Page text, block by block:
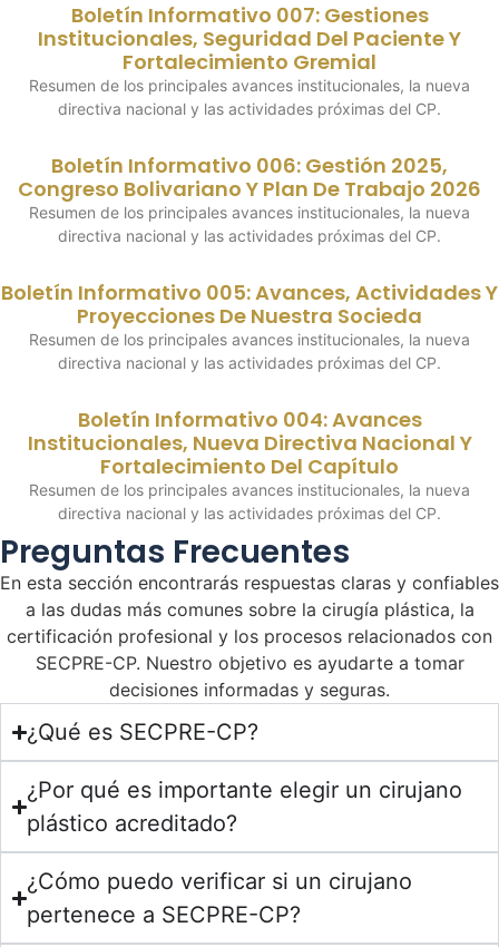
Boletín Informativo 007: Gestiones
Institucionales, Seguridad Del Paciente Y
Fortalecimiento Gremial
Resumen de los principales avances institucionales, la nueva
directiva nacional y las actividades próximas del CP.
Boletín Informativo 006: Gestión 2025,
Congreso Bolivariano Y Plan De Trabajo 2026
Resumen de los principales avances institucionales, la nueva
directiva nacional y las actividades próximas del CP.
Boletín Informativo 005: Avances, Actividades Y
Proyecciones De Nuestra Socieda
Resumen de los principales avances institucionales, la nueva
directiva nacional y las actividades próximas del CP.
Boletín Informativo 004: Avances
Institucionales, Nueva Directiva Nacional Y
Fortalecimiento Del Capítulo
Resumen de los principales avances institucionales, la nueva
directiva nacional y las actividades próximas del CP.
Preguntas Frecuentes
En esta sección encontrarás respuestas claras y confiables
a las dudas más comunes sobre la cirugía plástica, la
certificación profesional y los procesos relacionados con
SECPRE-CP. Nuestro objetivo es ayudarte a tomar
decisiones informadas y seguras.
¿Qué es SECPRE-CP?
¿Por qué es importante elegir un cirujano
plástico acreditado?
¿Cómo puedo verificar si un cirujano
pertenece a SECPRE-CP?